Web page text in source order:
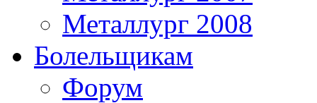
Металлург 2008
Болельщикам
Форум